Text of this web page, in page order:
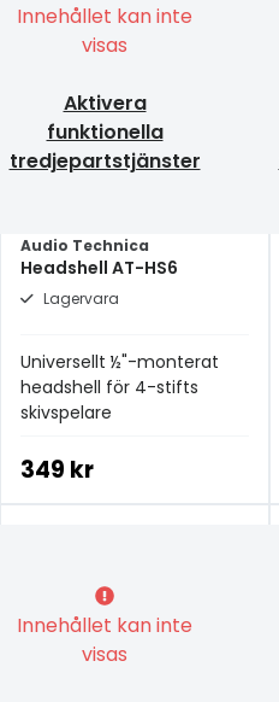
Innehållet kan inte
visas
Aktivera
funktionella
tredjepartstjänster
Audio Technica
Headshell AT-HS6
Lagervara
Universellt ½"-monterat
headshell för 4-stifts
skivspelare
349 kr
Innehållet kan inte
visas